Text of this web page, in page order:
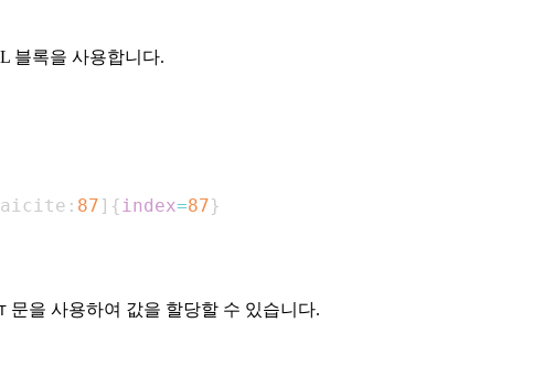
블록을 사용합니다.
87 ] {index=87}
문을 사용하여 값을 할당할 수 있습니다.